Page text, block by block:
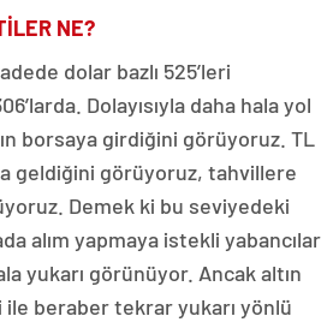
NE?
dolar bazlı 525’leri
Dolayısıyla daha hala yol
borsaya girdiğini görüyoruz. TL
geldiğini görüyoruz, tahvillere
Demek ki bu seviyedeki
alım yapmaya istekli yabancılar
yukarı görünüyor. Ancak altın
beraber tekrar yukarı yönlü